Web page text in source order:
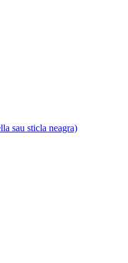
sau sticla neagra)